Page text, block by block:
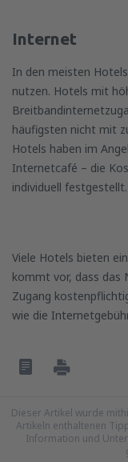
Internet
In den meisten
nutzen. Hotels mit
häufigsten nicht mit
Hotels haben im
Internetcafé – die
individuell festgestellt.
Viele Hotels bieten
kommt vor, dass das
Zugang
wie die
Dieser Artikel wurde
Artikeln enthaltenen
Information und